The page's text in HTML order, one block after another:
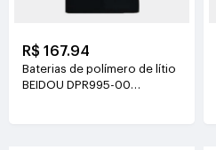
R$ 167.94
Baterias de polímero de lítio
BEIDOU DPR995-00